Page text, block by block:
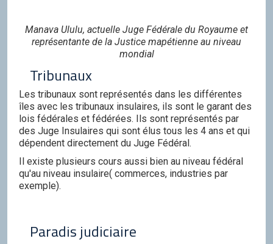
Manava Ululu, actuelle Juge Fédérale du Royaume et
représentante de la Justice mapétienne au niveau
mondial
Tribunaux
Les tribunaux sont représentés dans les différentes
îles avec les tribunaux insulaires, ils sont le garant des
lois fédérales et fédérées. Ils sont représentés par
des Juge Insulaires qui sont élus tous les 4 ans et qui
dépendent directement du Juge Fédéral.
Il existe plusieurs cours aussi bien au niveau fédéral
qu'au niveau insulaire( commerces, industries par
exemple).
Paradis judiciaire